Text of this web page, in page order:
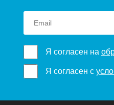
Я согласен на
Я согласен с